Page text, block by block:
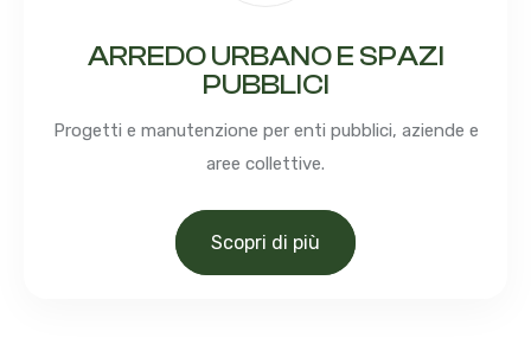
ARREDO URBANO E SPAZI
PUBBLICI
Progetti e manutenzione per enti pubblici, aziende e
aree collettive.
Scopri di più